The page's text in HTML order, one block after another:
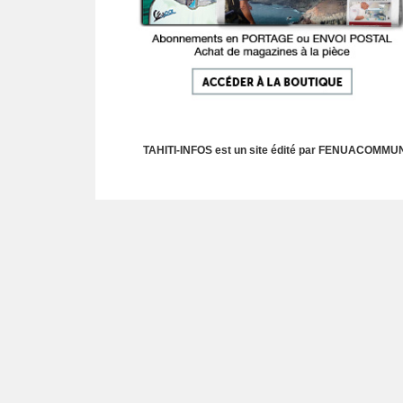
TAHITI-INFOS est un site édité par